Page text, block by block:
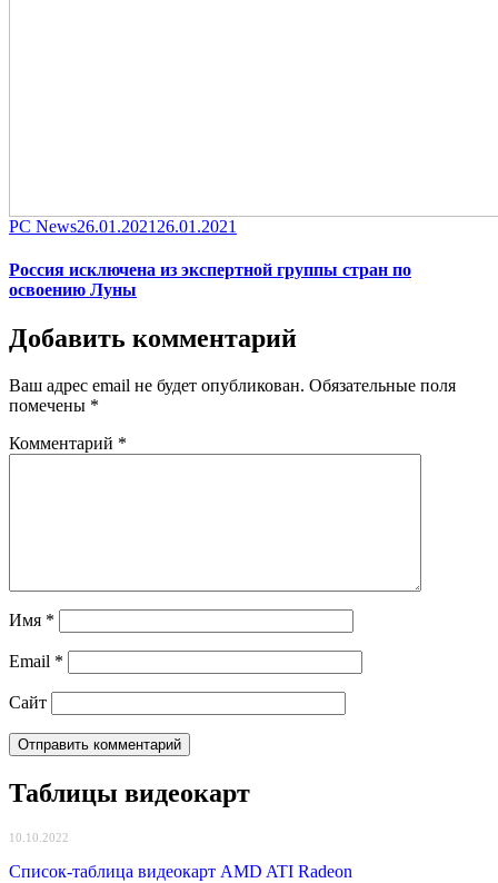
Category
PC NewsPosted
26.01.2021 26.01.2021
Россия исключена из экспертной группы стран по
освоению Луны
Добавить комментарий
Ваш адрес email не будет опубликован. Обязательные поля
помечены *
Комментарий *
Имя *
Email *
Сайт
Таблицы видеокарт
10.10.2022
Список-таблица видеокарт AMD ATI Radeon